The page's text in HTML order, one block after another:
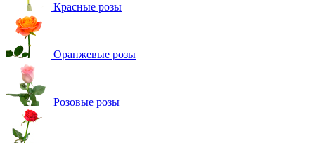
Красные розы
Оранжевые розы
Розовые розы